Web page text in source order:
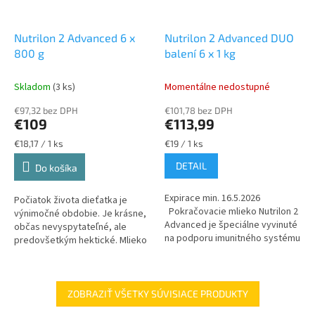
Nutrilon 2 Advanced 6 x
800 g
Skladom (3 ks)
€97,32 bez DPH
€109
Jednotková
cena:
€18,17 / 1 ks
Do košíka
Počiatok života dieťatka je
výnimočné obdobie. Je krásne,
občas nevyspytateľné, ale
predovšetkým hektické. Mlieko
Pokračovacie...
Nutrilon 2 Advanced DUO
balení 6 x 1 kg
Momentálne nedostupné
€101,78 bez DPH
€113,99
Jednotková
cena:
€19 / 1 ks
DETAIL
Expirace min. 16.5.2026
Pokračovacie mlieko Nutrilon 2
Advanced je špeciálne vyvinuté
na podporu imunitného systému
ZOBRAZIŤ VŠETKY SÚVISIACE PRODUKTY